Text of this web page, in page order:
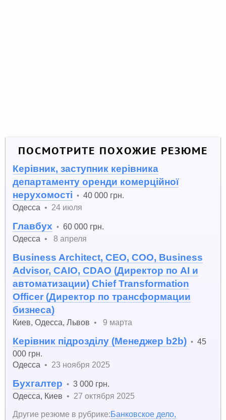
ПОСМОТРИТЕ ПОХОЖИЕ РЕЗЮМЕ
Керівник, заступник керівника
департаменту оренди комерційної
нерухомості •40 000 грн.
Одесса • 24 июля
Главбух •60 000 грн.
Одесса • 8 апреля
Business Architect, CEO, COO, Business
Advisor, CAIO, CDAO (Директор по AI и
автоматизации) Chief Transformation
Officer (Директор по трансформации
бизнеса)
Киев,Одесса,Львов • 9 марта
Керівник підрозділу (Менеджер b2b) •45
000 грн.
Одесса • 23 ноября 2025
Бухгалтер •3 000 грн.
Одесса, Киев • 27 октября 2025
Другие резюме в рубрике:Банковское дело,